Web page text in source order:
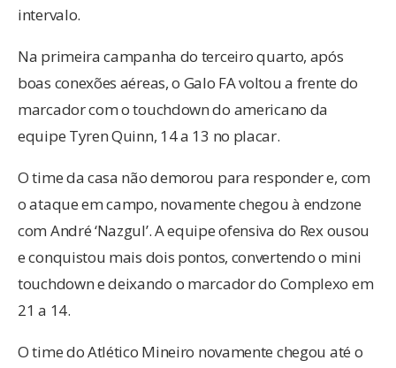
intervalo.
Na primeira campanha do terceiro quarto, após
boas conexões aéreas, o Galo FA voltou a frente do
marcador com o touchdown do americano da
equipe Tyren Quinn, 14 a 13 no placar.
O time da casa não demorou para responder e, com
o ataque em campo, novamente chegou à endzone
com André ‘Nazgul’. A equipe ofensiva do Rex ousou
e conquistou mais dois pontos, convertendo o mini
touchdown e deixando o marcador do Complexo em
21 a 14.
O time do Atlético Mineiro novamente chegou até o